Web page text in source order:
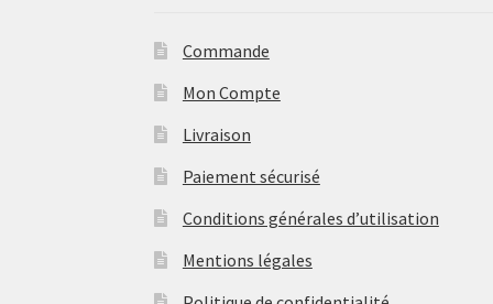
Commande
Mon Compte
Livraison
Paiement sécurisé
Conditions générales d’utilisation
Mentions légales